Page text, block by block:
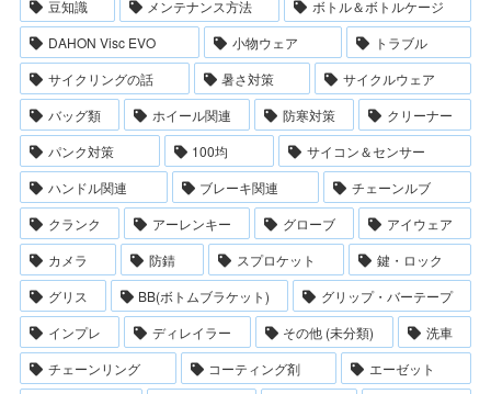
豆知識 メンテナンス方法
ボトル＆ボトルケージ
DAHON Visc EVO
小物ウェア
トラブル
サイクリングの話
暑さ対策
サイクルウェア
バッグ類
ホイール関連 防寒対策
クリーナー
パンク対策
100均
サイコン＆センサー
ハンドル関連
ブレーキ関連
チェーンルブ
クランク
アーレンキー グローブ
アイウェア
カメラ
防錆 スプロケット
鍵・ロック
グリス
BB(ボトムブラケット)
グリップ・バーテープ
インプレ
ディレイラー その他 (未分類)
洗車
チェーンリング
コーティング剤
エーゼット